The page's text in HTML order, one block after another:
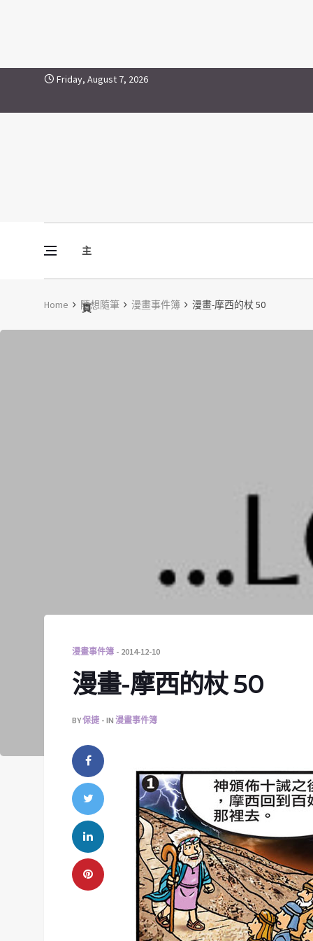
Skip to contentFriday, August 7, 2026
主
頁
Vine Media
葡萄樹傳媒
Home 隨想隨筆 漫畫事件簿 漫畫-摩西的杖 50
漫畫事件簿 2014-12-10
漫畫-摩西的杖 50
BY保捷 IN 漫畫事件簿